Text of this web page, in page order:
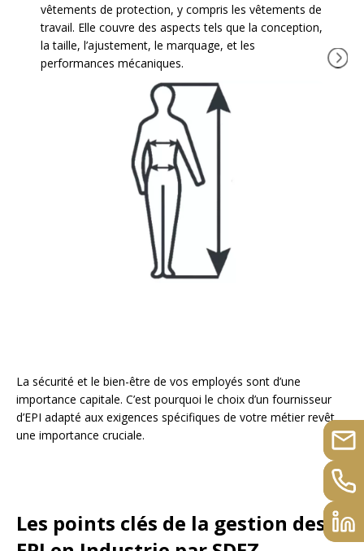
vêtements de protection, y compris les vêtements de
travail. Elle couvre des aspects tels que la conception,
la taille, l’ajustement, le marquage, et les
performances mécaniques.
La sécurité et le bien-être de vos employés sont d’une
importance capitale. C’est pourquoi le choix d’un fournisseur
d’EPI adapté aux exigences spécifiques de votre métier revêt
une importance cruciale.
Les points clés de la gestion des